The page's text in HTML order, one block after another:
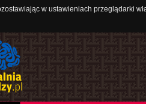
w ustawieniach przeglądarki